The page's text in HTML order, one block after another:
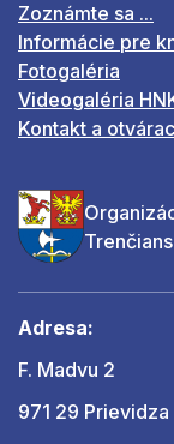
Zoznámte sa ...
Informácie pre
Fotogaléria
Videogaléria
Kontakt a
Adresa:
F. Madvu 2
971 29